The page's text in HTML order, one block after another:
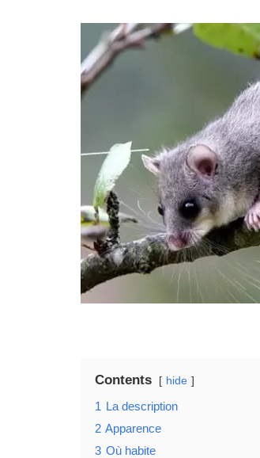
Contents hide
1 La description
2 Apparence
3 Où habite